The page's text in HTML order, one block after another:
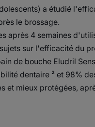
a étudié
le brossage.
après 4 semaines
sur l'efficacité du
de bouche Eludril
dentaire ² et 98%
et mieux protégées,